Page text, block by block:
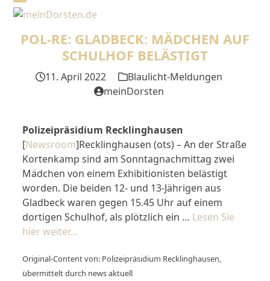
Skip
content
Open
mobile
Close
mobile
POL-RE: GLADBECK: MÄDCHEN AUF
SCHULHOF BELÄSTIGT
11. April 2022
Blaulicht-Meldungen
meinDorsten
Polizeipräsidium Recklinghausen
[Newsroom]Recklinghausen (ots) – An der Straße
Kortenkamp sind am Sonntagnachmittag zwei
Mädchen von einem Exhibitionisten belästigt
worden. Die beiden 12- und 13-Jährigen aus
Gladbeck waren gegen 15.45 Uhr auf einem
dortigen Schulhof, als plötzlich ein … Lesen Sie
hier weiter…
Original-Content von: Polizeipräsidium Recklinghausen,
übermittelt durch news aktuell